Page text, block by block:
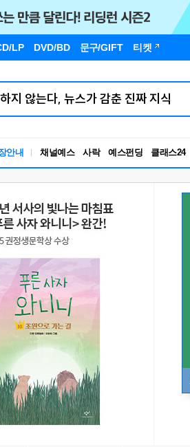
LP DVD/BD 문구/GIFT 티켓
안내 채널예스 사락 예스펀딩 클래스24